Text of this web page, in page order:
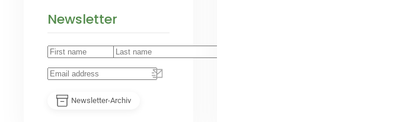
Newsletter
Newsletter-Archiv